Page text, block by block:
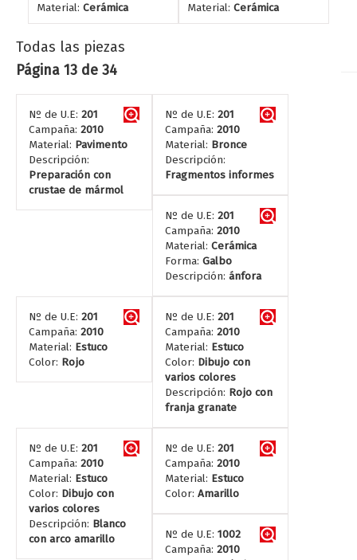
Material: Cerámica
Material: Cerámica
Todas las piezas
Página 13 de 34
Nº de U.E: 201
Campaña: 2010
Material: Pavimento
Descripción:
Preparación con
crustae de mármol
Nº de U.E: 201
Campaña: 2010
Material: Bronce
Descripción:
Fragmentos informes
Nº de U.E: 201
Campaña: 2010
Material: Cerámica
Forma: Galbo
Descripción: ánfora
Nº de U.E: 201
Campaña: 2010
Material: Estuco
Color: Rojo
Nº de U.E: 201
Campaña: 2010
Material: Estuco
Color: Dibujo con
varios colores
Descripción: Rojo con
franja granate
Nº de U.E: 201
Campaña: 2010
Material: Estuco
Color: Dibujo con
varios colores
Descripción: Blanco
con arco amarillo
Nº de U.E: 201
Campaña: 2010
Material: Estuco
Color: Amarillo
Nº de U.E: 1002
Campaña: 2010